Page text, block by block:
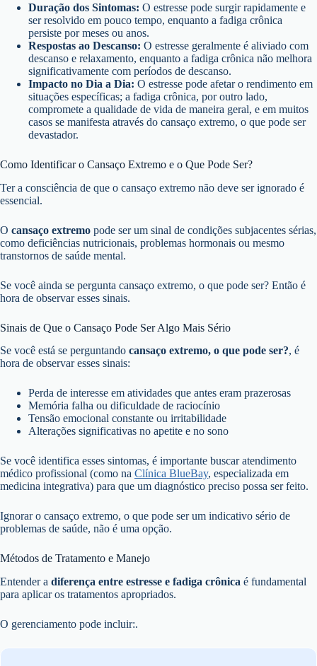
Duração dos Sintomas: O estresse pode surgir rapidamente e
ser resolvido em pouco tempo, enquanto a fadiga crônica
persiste por meses ou anos.
Respostas ao Descanso: O estresse geralmente é aliviado com
descanso e relaxamento, enquanto a fadiga crônica não melhora
significativamente com períodos de descanso.
Impacto no Dia a Dia: O estresse pode afetar o rendimento em
situações específicas; a fadiga crônica, por outro lado,
compromete a qualidade de vida de maneira geral, e em muitos
casos se manifesta através do cansaço extremo, o que pode ser
devastador.
Como Identificar o Cansaço Extremo e o Que Pode Ser?
Ter a consciência de que o cansaço extremo não deve ser ignorado é
essencial.
O cansaço extremo pode ser um sinal de condições subjacentes sérias,
como deficiências nutricionais, problemas hormonais ou mesmo
transtornos de saúde mental.
Se você ainda se pergunta cansaço extremo, o que pode ser? Então é
hora de observar esses sinais.
Sinais de Que o Cansaço Pode Ser Algo Mais Sério
Se você está se perguntando cansaço extremo, o que pode ser?, é
hora de observar esses sinais:
Perda de interesse em atividades que antes eram prazerosas
Memória falha ou dificuldade de raciocínio
Tensão emocional constante ou irritabilidade
Alterações significativas no apetite e no sono
Se você identifica esses sintomas, é importante buscar atendimento
médico profissional (como na Clínica BlueBay, especializada em
medicina integrativa) para que um diagnóstico preciso possa ser feito.
Ignorar o cansaço extremo, o que pode ser um indicativo sério de
problemas de saúde, não é uma opção.
Métodos de Tratamento e Manejo
Entender a diferença entre estresse e fadiga crônica é fundamental
para aplicar os tratamentos apropriados.
O gerenciamento pode incluir:.